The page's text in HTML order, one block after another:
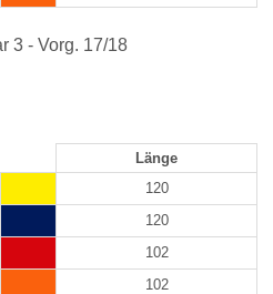
3 - Vorg. 17/18
Länge
120
120
102
102